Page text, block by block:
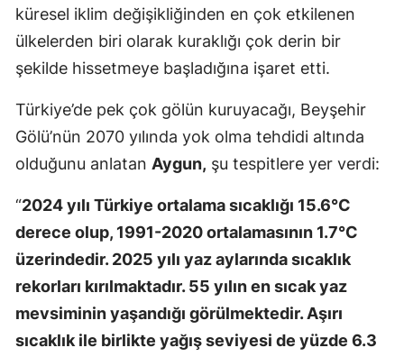
küresel iklim değişikliğinden en çok etkilenen
ülkelerden biri olarak kuraklığı çok derin bir
şekilde hissetmeye başladığına işaret etti.
Türkiye’de pek çok gölün kuruyacağı, Beyşehir
Gölü’nün 2070 yılında yok olma tehdidi altında
olduğunu anlatan Aygun, şu tespitlere yer verdi:
“2024 yılı Türkiye ortalama sıcaklığı 15.6°C
derece olup, 1991-2020 ortalamasının 1.7°C
üzerindedir. 2025 yılı yaz aylarında sıcaklık
rekorları kırılmaktadır. 55 yılın en sıcak yaz
mevsiminin yaşandığı görülmektedir. Aşırı
sıcaklık ile birlikte yağış seviyesi de yüzde 6.3